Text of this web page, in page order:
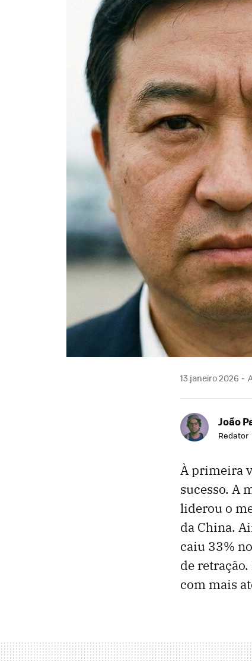
13 janeiro 2026
João
Redator
À primeira
sucesso. A
liderou o
da China.
caiu 33%
de
com mais